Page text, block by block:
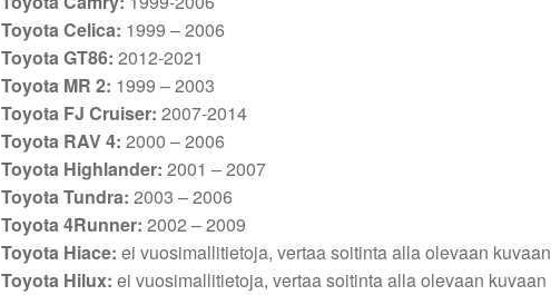
Toyota Celica: 1999 – 2006
Toyota GT86:2012-2021
Toyota MR 2: 1999 – 2003
Toyota FJ Cruiser:2007-2014
Toyota RAV 4: 2000 – 2006
Toyota Highlander: 2001 – 2007
Toyota Tundra: 2003 – 2006
Toyota 4Runner: 2002 – 2009
Toyota Hiace: ei vuosimallitietoja, vertaa soitinta alla olevaan kuvaan
Toyota Hilux: ei vuosimallitietoja, vertaa soitinta alla olevaan kuvaan